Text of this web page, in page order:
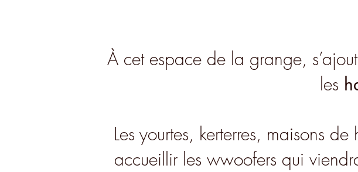
À cet espace de la grange,
les
Les yourtes, kerterres, maisons
accueillir les wwoofers qui